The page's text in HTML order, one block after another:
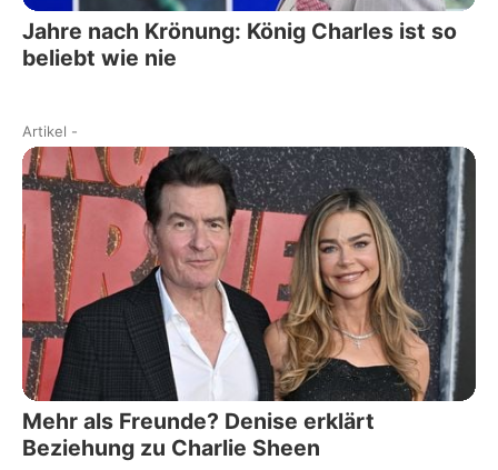
Jahre nach Krönung: König Charles ist so
beliebt wie nie
Artikel -
Mehr als Freunde? Denise erklärt
Beziehung zu Charlie Sheen